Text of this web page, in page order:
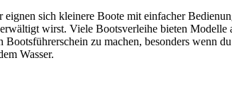
sich kleinere Boote mit einfacher
wirst. Viele Bootsverleihe bieten
zu machen, besonders
Wasser.